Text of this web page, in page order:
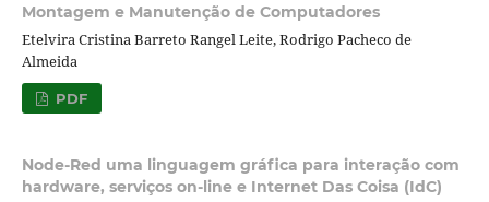
Montagem e Manutenção de Computadores
Etelvira Cristina Barreto Rangel Leite, Rodrigo Pacheco de
Almeida
PDF
Node-Red uma linguagem gráfica para interação com
hardware, serviços on-line e Internet Das Coisa (IdC)